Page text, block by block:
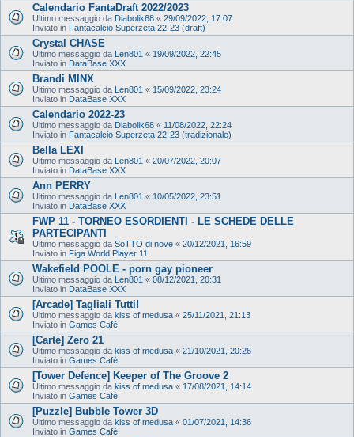
Calendario FantaDraft 2022/2023
Ultimo messaggio da Diabolik68 « 29/09/2022, 17:07
Inviato in Fantacalcio Superzeta 22-23 (draft)
Crystal CHASE
Ultimo messaggio da Len801 « 19/09/2022, 22:45
Inviato in DataBase XXX
Brandi MINX
Ultimo messaggio da Len801 « 15/09/2022, 23:24
Inviato in DataBase XXX
Calendario 2022-23
Ultimo messaggio da Diabolik68 « 11/08/2022, 22:24
Inviato in Fantacalcio Superzeta 22-23 (tradizionale)
Bella LEXI
Ultimo messaggio da Len801 « 20/07/2022, 20:07
Inviato in DataBase XXX
Ann PERRY
Ultimo messaggio da Len801 « 10/05/2022, 23:51
Inviato in DataBase XXX
FWP 11 - TORNEO ESORDIENTI - LE SCHEDE DELLE
PARTECIPANTI
Ultimo messaggio da SoTTO di nove « 20/12/2021, 16:59
Inviato in Figa World Player 11
Wakefield POOLE - porn gay pioneer
Ultimo messaggio da Len801 « 08/12/2021, 20:31
Inviato in DataBase XXX
[Arcade] Tagliali Tutti!
Ultimo messaggio da kiss of medusa « 25/11/2021, 21:13
Inviato in Games Cafè
[Carte] Zero 21
Ultimo messaggio da kiss of medusa « 21/10/2021, 20:26
Inviato in Games Cafè
[Tower Defence] Keeper of The Groove 2
Ultimo messaggio da kiss of medusa « 17/08/2021, 14:14
Inviato in Games Cafè
[Puzzle] Bubble Tower 3D
Ultimo messaggio da kiss of medusa « 01/07/2021, 14:36
Inviato in Games Cafè